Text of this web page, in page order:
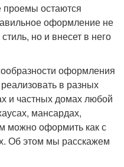
проемы остаются
оформление не
но и внесет в него
оформления
в разных
и частных домах любой
мансардах,
можно оформить как с
Об этом мы расскажем